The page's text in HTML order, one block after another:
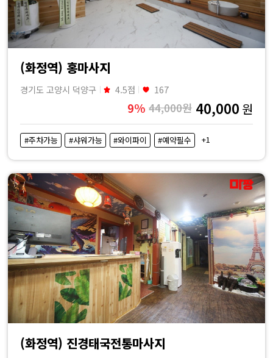
(화정역) 홍마사지
경기도 고양시 덕양구 4.5점 167
9% 44,000원 40,000 원
#주차가능 #샤워가능 #와이파이 #예약필수 +1
(화정역) 진경태국전통마사지